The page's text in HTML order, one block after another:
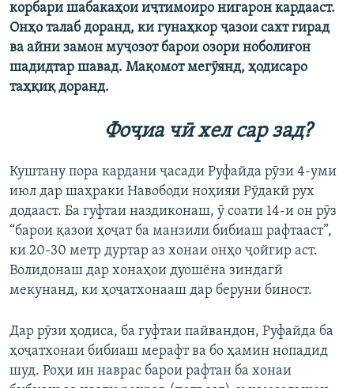
корбари шабакаҳои иҷтимоиро нигарон кардааст.
Онҳо талаб доранд, ки гунаҳкор ҷазои сахт гирад
ва айни замон муҷозот барои озори ноболиғон
шадидтар шавад. Мақомот мегӯянд, ҳодисаро
таҳқиқ доранд.
Фоҷиа чӣ хел сар зад?
Куштану пора кардани ҷасади Руфайда рӯзи 4-уми
июл дар шаҳраки Навободи ноҳияи Рӯдакӣ рух
додааст. Ба гуфтаи наздиконаш, ӯ соати 14-и он рӯз
“барои қазои ҳоҷат ба манзили бибиаш рафтааст”,
ки 20-30 метр дуртар аз хонаи онҳо ҷойгир аст.
Волидонаш дар хонаҳои дуошёна зиндагӣ
мекунанд, ки ҳоҷатхонааш дар беруни биност.
Дар рӯзи ҳодиса, ба гуфтаи пайвандон, Руфайда ба
ҳоҷатхонаи бибиаш мерафт ва бо ҳамин нопадид
шуд. Роҳи ин наврас барои рафтан ба хонаи